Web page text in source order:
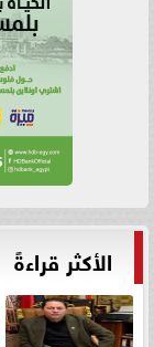
الأكثر قراءةً